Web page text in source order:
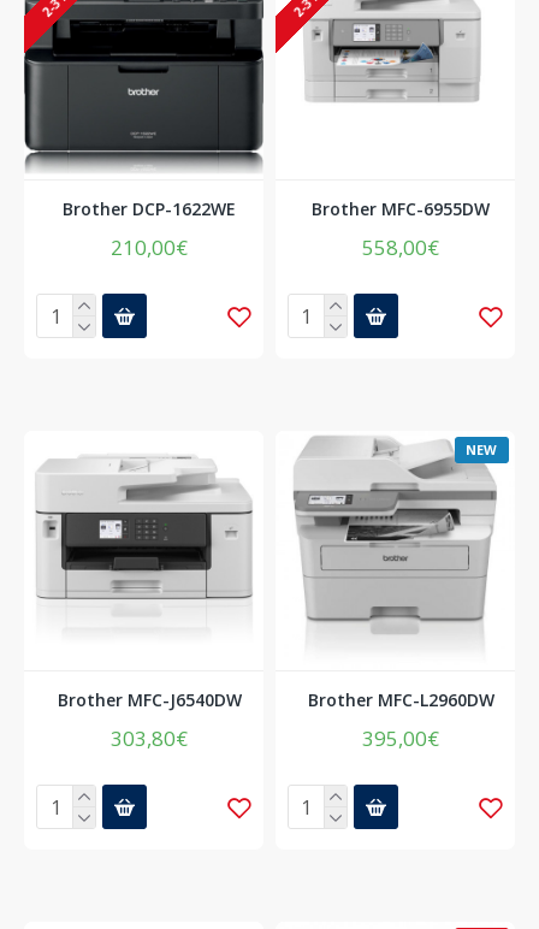
Brother DCP-1622WE
210,00€
Brother MFC-6955DW
558,00€
Brother MFC-J6540DW
303,80€
NEW
Brother MFC-L2960DW
395,00€